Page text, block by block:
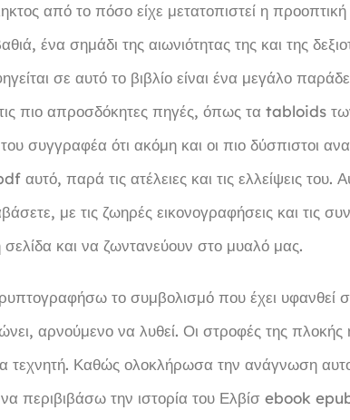
από το πόσο είχε μετατοπιστεί η
ένα σημάδι της αιωνιότητας της και της
σε αυτό το βιβλίο είναι ένα μεγάλο
πιο απροσδόκητες πηγές, όπως τα tabloids
του συγγραφέα ότι ακόμη και οι πιο δύσπιστοι
αυτό, παρά τις ατέλειες και τις ελλείψεις
με τις ζωηρές εικονογραφήσεις και τις
και να ζωντανεύουν στο μυαλό μας.
το συμβολισμό που έχει υφανθεί
αρνούμενο να λυθεί. Οι στροφές της
τεχνητή. Καθώς ολοκλήρωσα την ανάγνωση
να περιβιβάσω την ιστορία του Ελβίσ ebook